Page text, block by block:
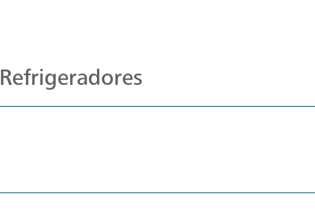
Refrigeradores